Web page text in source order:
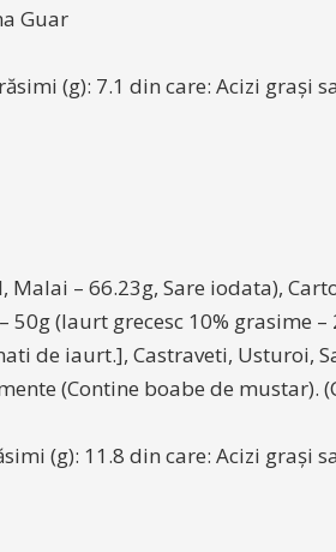
Guar
(g): 7.1 din care: Acizi grași
Malai – 66.23g, Sare iodata),
(Iaurt grecesc 10% grasime
de iaurt.], Castraveti, Usturoi,
(Contine boabe de mustar).
(g): 11.8 din care: Acizi grași